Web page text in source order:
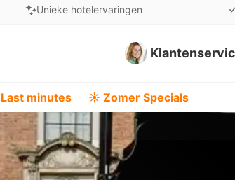
Unieke hotelervaringen
Last minutes ☀️ Zomer Specials